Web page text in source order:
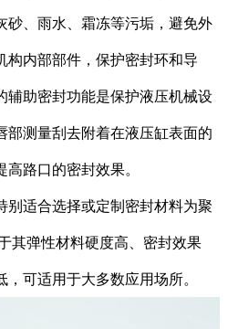
砂、雨水、霜冻等污垢，避免外
构内部部件，保护密封环和导
辅助密封功能是保护液压机械设
部测量刮去附着在液压缸表面的
路口的密封效果。
别适合选择或定制密封材料为聚
其弹性材料硬度高、密封效果
可适用于大多数应用场所。